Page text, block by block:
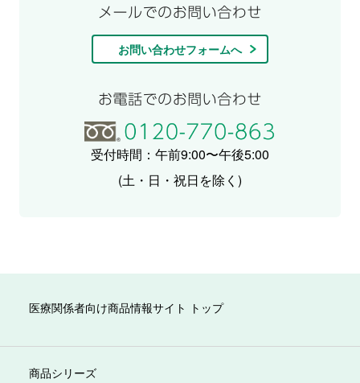
お問い合わせフォームへ
受付時間：午前9:00〜午後5:00
(土・日・祝日を除く)
医療関係者向け商品情報サイト トップ
商品シリーズ